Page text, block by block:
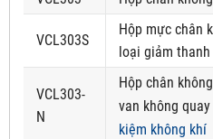
VCL303S
Hộp mực chân
loại giảm
VCL303-
N
Hộp chân
van không
kiệm không khí